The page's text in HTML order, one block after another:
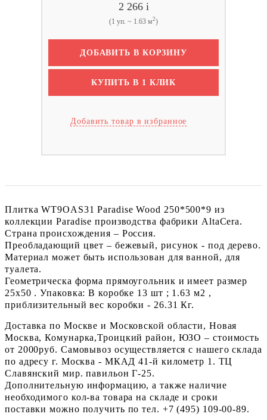
2 266 i
(1 уп. ~ 1.63 м2)
ДОБАВИТЬ В КОРЗИНУ
КУПИТЬ В 1 КЛИК
Добавить товар в избранное
Плитка WT9OAS31 Paradise Wood 250*500*9 из
коллекции Paradise производства фабрики AltaCera.
Страна происхождения – Россия.
Преобладающий цвет – бежевый, рисунок - под дерево.
Материал может быть использован для ванной, для
туалета.
Геометрическа форма прямоугольник и имеет размер
25x50 . Упаковка: В коробке 13 шт ; 1.63 м2 ,
приблизительный вес коробки - 26.31 Кг.
Доставка по Москве и Московской области, Новая
Москва, Комунарка,Троицкий район, ЮЗО – стоимость
от 2000руб. Самовывоз осуществляется с нашего склада
по адресу г. Москва - МКАД 41-й километр 1. ТЦ
Славянский мир. павильон Г-25.
Дополнительную информацию, а также наличие
необходимого кол-ва товара на складе и сроки
поставки можно получить по тел. +7 (495) 109-00-89.